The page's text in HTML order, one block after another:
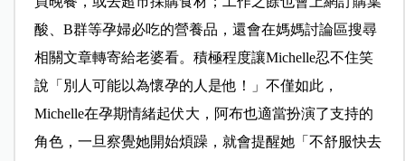
酸、B群等孕婦必吃的營養品，還會在媽媽討論區搜尋
相關文章轉寄給老婆看。積極程度讓Michelle忍不住笑
說「別人可能以為懷孕的人是他！」不僅如此，
Michelle在孕期情緒起伏大，阿布也適當扮演了支持的
角色，一旦察覺她開始煩躁，就會提醒她「不舒服快去